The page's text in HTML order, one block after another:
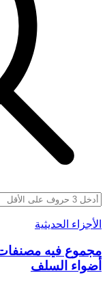
الأجزاء الحديثية
مجموع فيه
أضواء السلف